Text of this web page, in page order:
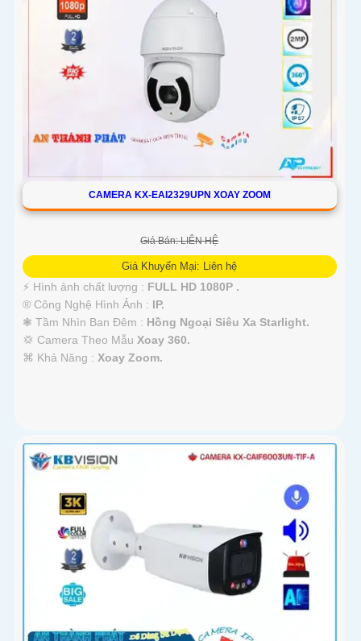
CAMERA KX-EAI2329UPN XOAY ZOOM
Giá Bán: LIÊN HỆ
Giá Khuyến Mại: Liên hệ
️⚡ Hình ảnh chất lượng : FULL HD 1080P .
®️ Công Nghệ Hình Ảnh : IP.
❃ Tầm Nhìn Ban Đêm : Hồng Ngoại Siêu Xa Starlight.
💢 Camera Theo Mẫu Xoay 360.
️⌘ Khả Năng : Xoay Zoom.